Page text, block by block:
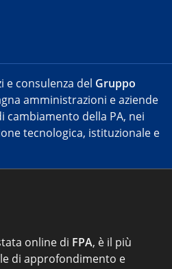
e consulenza del Gruppo
amministrazioni e aziende
cambiamento della PA, nei
tecnologica, istituzionale e
online di FPA, è il più
di approfondimento e